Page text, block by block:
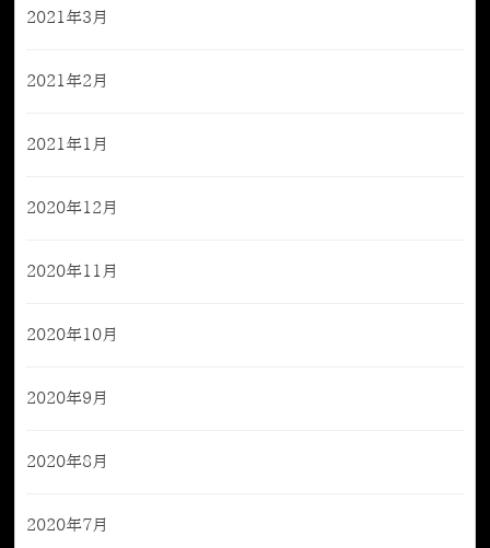
2021年3月
2021年2月
2021年1月
2020年12月
2020年11月
2020年10月
2020年9月
2020年8月
2020年7月